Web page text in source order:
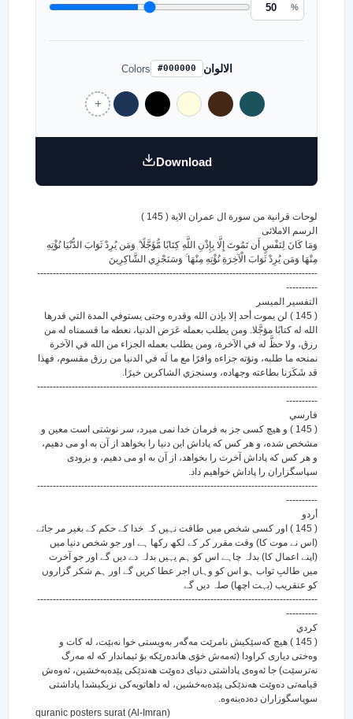
%
Colors #000000 الالوان
Download
لوحات قرانية من سورة ال عمران الاية ( 145 )
الرسم الاملائى
وَمَا كَانَ لِنَفْسٍ أَن تَمُوتَ إِلَّا بِإِذْنِ اللَّهِ كِتَابًا مُّؤَجَّلًا ۗ وَمَن يُرِدْ ثَوَابَ الدُّنْيَا نُؤْتِهِ
مِنْهَا وَمَن يُرِدْ ثَوَابَ الْآخِرَةِ نُؤْتِهِ مِنْهَا ۚ وَسَنَجْزِي الشَّاكِرِينَ
-----------------------------------------------------------------------------------------
----------
التفسير الميسر
( 145 ) لن يموت أحد إلا بإذن الله وقدره وحتى يستوفي المدة التي قدرها
الله له كتابًا مؤجَّلا. ومن يطلب بعمله عَرَض الدنيا، نعطه ما قسمناه له من
رزق، ولا حظَّ له في الآخرة، ومن يطلب بعمله الجزاء من الله في الآخرة
نمنحه ما طلبه، ونؤته جزاءه وافرًا مع ما لَه في الدنيا من رزق مقسوم، فهذا
قد شَكَرَنا بطاعته وجهاده، وسنجزي الشاكرين خيرًا.
-----------------------------------------------------------------------------------------
----------
فارسي
( 145 ) و هیچ کسی جز به فرمان خدا نمی میرد، سر نوشتی است معین و
مشخص شده، و هر کس که پاداش این دنیا را بخواهد از آن به او می دهیم،
و هر کس که پاداش آخرت را بخواهد، از آن به او می دهیم، و بزودی
سپاسگزاران را پاداش خواهیم داد.
-----------------------------------------------------------------------------------------
----------
أردو
( 145 ) اور کسی شخص میں طاقت نہیں کہ خدا کے حکم کے بغیر مر جائے
(اس نے موت کا) وقت مقرر کر کے لکھ رکھا ہے اور جو شخص دنیا میں
(اپنے اعمال کا) بدلہ چاہے اس کو ہم یہیں بدلہ دے دیں گے اور جو آخرت
میں طالبِ ثواب ہو اس کو وہاں اجر عطا کریں گے اور ہم شکر گزاروں
کو عنقریب (بہت اچھا) صلہ دیں گے
-----------------------------------------------------------------------------------------
----------
كردي
( 145 ) هیچ که‌سێکیش نامرێت مه‌گه‌ر به‌ویستی خوا نه‌بێت، له کات و
وه‌ختی دیاری کراودا (ئه‌مه‌ش خۆی هانده‌رێکه بۆ ئیماندار که له مه‌رگ
نه‌ترسێت) جا ئه‌وه‌ی پاداشتی دنیای ده‌وێت هه‌ندێکی پێده‌به‌خشین، ئه‌وه‌ش
قیامه‌تی ده‌وێت هه‌ندێکی پێده‌به‌خشین، له داهاتویه‌کی نزیکیشدا پاداشتی
سوپاسگوزاران ده‌ده‌ینه‌وه‌.
quranic posters surat (Al-Imran)